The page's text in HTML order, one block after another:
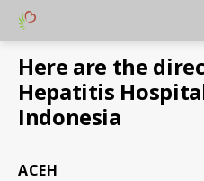
Yayasan
Peduli
Hati
Bangsa
Here are the
Hepatitis
Indonesia
ACEH